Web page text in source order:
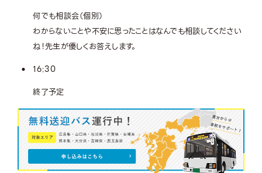
何でも相談会（個別）
わからないことや不安に思ったことはなんでも相談してください
ね！先生が優しくお答えします。
16:30
終了予定